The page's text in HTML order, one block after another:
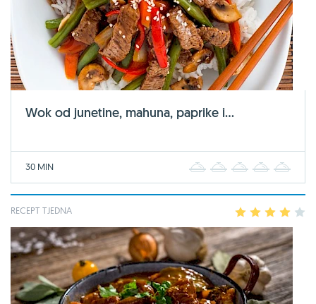
Wok od junetine, mahuna, paprike i...
30 MIN 2 3 4
RECEPT TJEDNA 2 3 4